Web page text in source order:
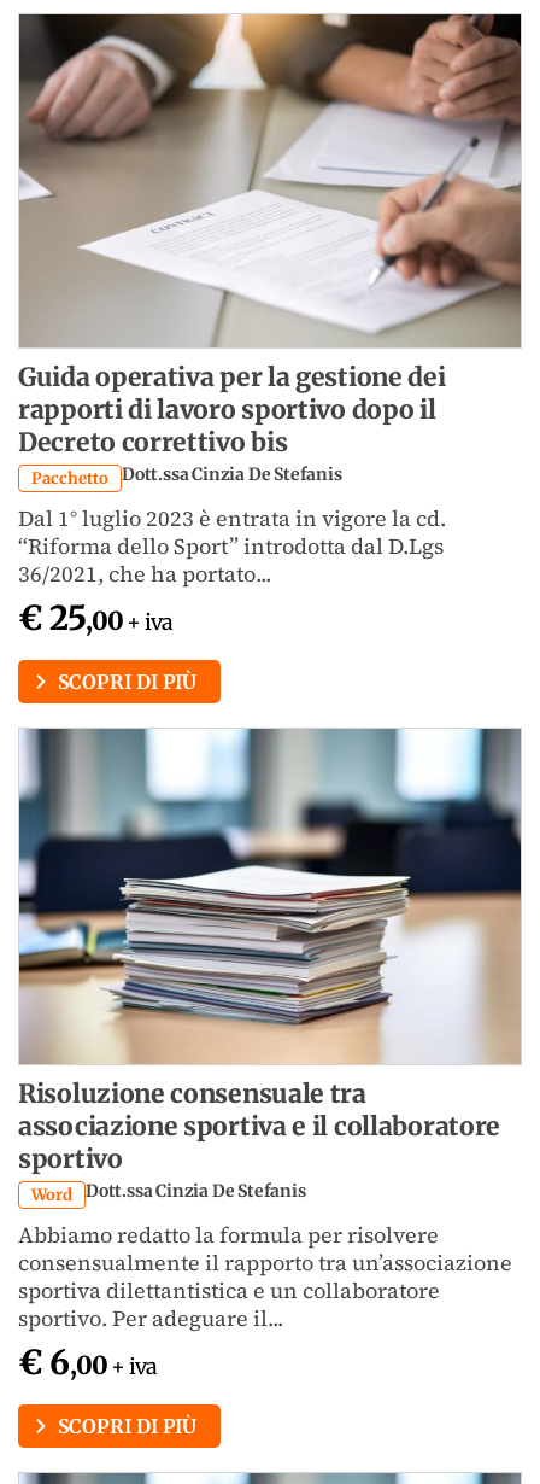
Guida operativa per la gestione dei
rapporti di lavoro sportivo dopo il
Decreto correttivo bis
Pacchetto Dott.ssa Cinzia De Stefanis
Dal 1° luglio 2023 è entrata in vigore la cd.
“Riforma dello Sport” introdotta dal D.Lgs
36/2021, che ha portato...
€ 25,00 + iva
SCOPRI DI PIÙ
Risoluzione consensuale tra
associazione sportiva e il collaboratore
sportivo
Word Dott.ssa Cinzia De Stefanis
Abbiamo redatto la formula per risolvere
consensualmente il rapporto tra un’associazione
sportiva dilettantistica e un collaboratore
sportivo. Per adeguare il...
€ 6,00 + iva
SCOPRI DI PIÙ